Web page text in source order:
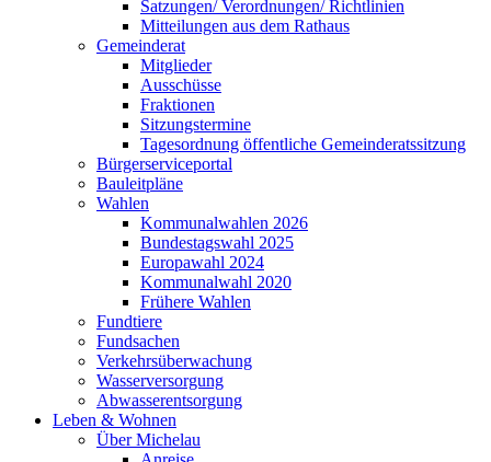
Satzungen/ Verordnungen/ Richtlinien
Mitteilungen aus dem Rathaus
Gemeinderat
Mitglieder
Ausschüsse
Fraktionen
Sitzungstermine
Tagesordnung öffentliche Gemeinderatssitzung
Bürgerserviceportal
Bauleitpläne
Wahlen
Kommunalwahlen 2026
Bundestagswahl 2025
Europawahl 2024
Kommunalwahl 2020
Frühere Wahlen
Fundtiere
Fundsachen
Verkehrsüberwachung
Wasserversorgung
Abwasserentsorgung
Leben & Wohnen
Über Michelau